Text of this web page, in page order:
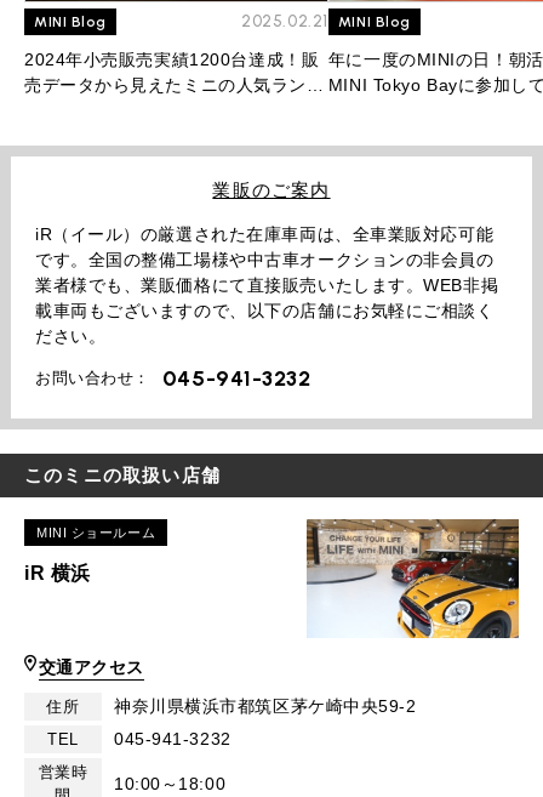
MINI Blog 2025.02.21
2024年小売販売実績1200台達成！販
売データから見えたミニの人気ランキ
MINI Blog
年に一度のMINIの日！朝
MINI Tokyo Bayに参加し
業販のご案内
iR（イール）の厳選された在庫車両は、全車業販対応可能
です。全国の整備工場様や中古車オークションの非会員の
業者様でも、業販価格にて直接販売いたします。WEB非掲
載車両もございますので、以下の店舗にお気軽にご相談く
ださい。
お問い合わせ： 045-941-3232
このミニの取扱い店舗
MINI ショールーム
iR 横浜
交通アクセス
住所 神奈川県横浜市都筑区茅ケ崎中央59-2
TEL 045-941-3232
営業時
10:00～18:00